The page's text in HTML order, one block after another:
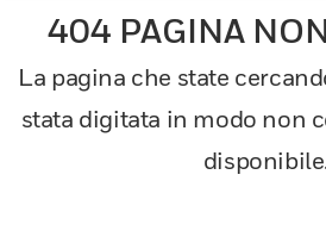
404 PAGINA
La pagina che state
stata digitata in modo non